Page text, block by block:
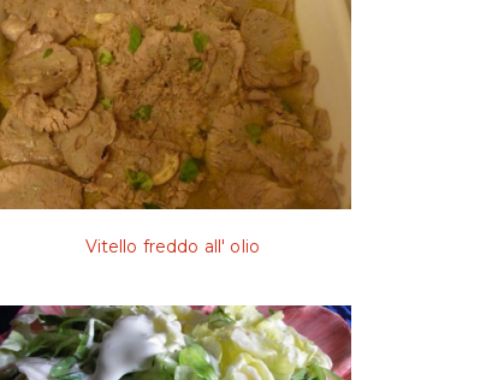
Vitello freddo all' olio